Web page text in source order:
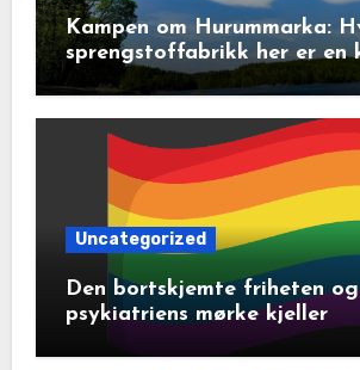
Kampen om Hurummarka:
sprengstoffabrikk her er en
for natur og lokalsamfunn
Uncategorized
Den bortskjemte friheten og
psykiatriens mørke kjeller